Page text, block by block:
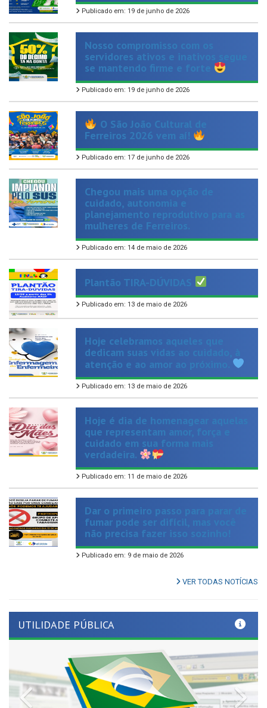
Nosso compromisso com os
servidores ativos e inativos segue
se mantendo firme e forte
Publicado em: 19 de junho de 2026
O São João Cultural de
Ferreiros 2026 vem aí!
Publicado em: 17 de junho de 2026
Chegou mais uma opção de
cuidado, autonomia e
planejamento reprodutivo para as
mulheres de Ferreiros.
Publicado em: 14 de maio de 2026
Plantão TIRA-DÚVIDAS
Publicado em: 13 de maio de 2026
Hoje celebramos aqueles que
dedicam suas vidas ao cuidado, à
atenção e ao amor ao próximo.
Publicado em: 13 de maio de 2026
Hoje é dia de homenagear aquelas
que representam amor, força e
cuidado em sua forma mais
verdadeira.
Publicado em: 11 de maio de 2026
Dar o primeiro passo para parar de
fumar pode ser difícil, mas você
não precisa fazer isso sozinho!
Publicado em: 9 de maio de 2026
VER TODAS NOTÍCIAS
Previous